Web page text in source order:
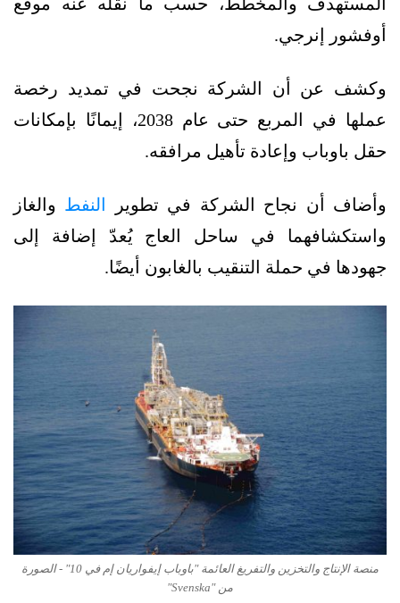
أوفشور إنرجي.
وكشف عن أن الشركة نجحت في تمديد رخصة
عملها في المربع حتى عام 2038، إيمانًا بإمكانات
حقل باوباب وإعادة تأهيل مرافقه.
وأضاف أن نجاح الشركة في تطوير النفط والغاز
واستكشافهما في ساحل العاج يُعدّ إضافة إلى
جهودها في حملة التنقيب بالغابون أيضًا.
منصة الإنتاج والتخزين والتفريغ العائمة "باوباب إيفواريان إم في 10" - الصورة
من "Svenska"